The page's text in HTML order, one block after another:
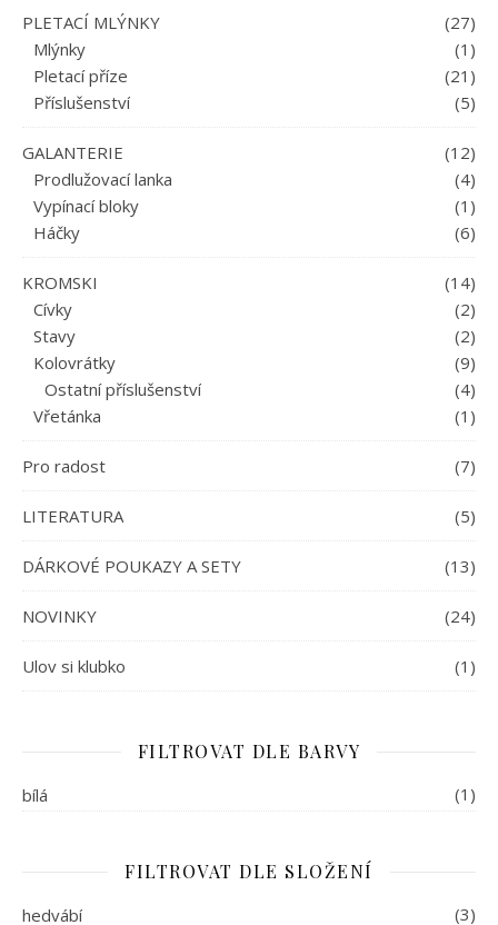
PLETACÍ MLÝNKY
(27)
Mlýnky
(1)
Pletací příze
(21)
Příslušenství
(5)
GALANTERIE
(12)
Prodlužovací lanka
(4)
Vypínací bloky
(1)
Háčky
(6)
KROMSKI
(14)
Cívky
(2)
Stavy
(2)
Kolovrátky
(9)
Ostatní příslušenství
(4)
Vřetánka
(1)
Pro radost (7)
LITERATURA (5)
DÁRKOVÉ POUKAZY A SETY (13)
NOVINKY (24)
Ulov si klubko (1)
FILTROVAT DLE BARVY
bílá (1)
FILTROVAT DLE SLOŽENÍ
hedvábí (3)